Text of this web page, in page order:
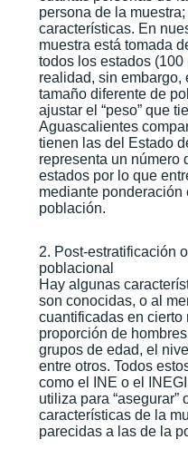
persona de la
características. En
muestra está tomada
todos los estados
realidad, sin embargo,
tamaño diferente de
ajustar el “peso” que
Aguascalientes
tienen las del Estado
representa un número
estados por lo que
mediante ponderación
población.
2. Post-estratificación
poblacional
Hay algunas
son conocidas, o al
cuantificadas en cierto
proporción de
grupos de edad, el
entre otros. Todos
como el INE o el
utiliza para “asegurar”
características de la
parecidas a las de la